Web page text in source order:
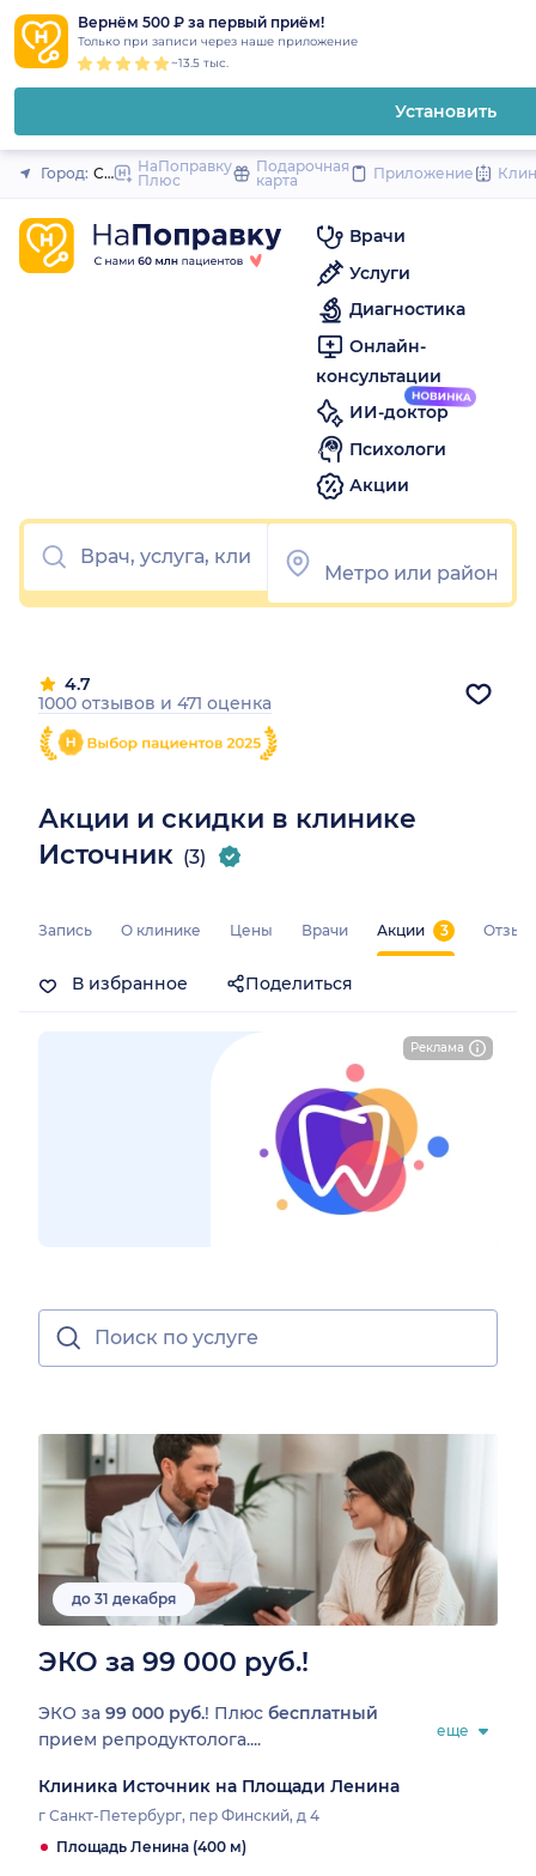
Вернём 500 ₽ за первый приём!
Только при записи через наше приложение
~13.5 тыс.
Установить
Закрыть
Город: Санкт-Петербург
НаПоправку
Плюс
Подарочная
карта
Приложение
Врачи
Услуги
Диагностика
Онлайн-
консультации
ИИ-доктор
Психологи
Акции
Реклама
Акции и скидки в клинике
Источник (3)
4.7
1000 отзывов и 471 оценка
Запись О клинике Цены Врачи Акции 3
В избранное Поделиться
до 31 декабря
ЭКО за 99 000 руб.!
ЭКО за 99 000 руб.! Плюс бесплатный
прием репродуктолога....
еще
Клиника Источник на Площади Ленина
г Санкт-Петербург, пер Финский, д 4
Площадь Ленина (400 м)